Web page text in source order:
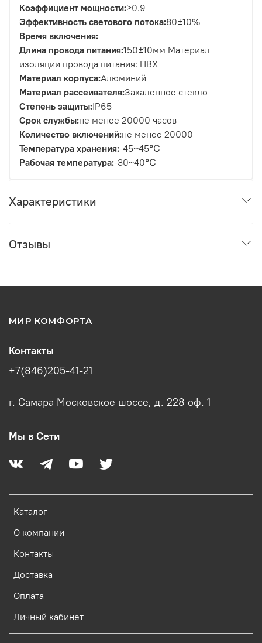
Коэффициент мощности:>0.9
Эффективность светового потока:80±10%
Время включения:
Длина провода питания:150±10мм Материал
изоляции провода питания: ПВХ
Материал корпуса:Алюминий
Материал рассеивателя:Закаленное стекло
Степень защиты:IP65
Срок службы:не менее 20000 часов
Количество включений:не менее 20000
Температура хранения:-45~45℃
Рабочая температура:-30~40℃
Характеристики
Отзывы
МИР КОМФОРТА
Каталог
О компании
Контакты
Доставка
Оплата
Личный кабинет
Контакты
+7(846)205-41-21
г. Самара Московское шоссе, д. 228 оф. 1
Мы в Сети